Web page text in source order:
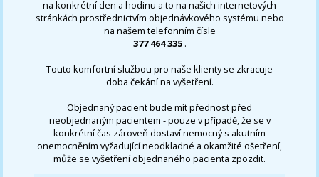
na konkrétní den a hodinu a to na našich internetových
stránkách prostřednictvím objednávkového systému nebo
na našem telefonním čísle
377 464 335 .
Touto komfortní službou pro naše klienty se zkracuje
doba čekání na vyšetření.
Objednaný pacient bude mít přednost před
neobjednaným pacientem - pouze v případě, že se v
konkrétní čas zároveň dostaví nemocný s akutním
onemocněním vyžadující neodkladné a okamžité ošetření,
může se vyšetření objednaného pacienta zpozdit.